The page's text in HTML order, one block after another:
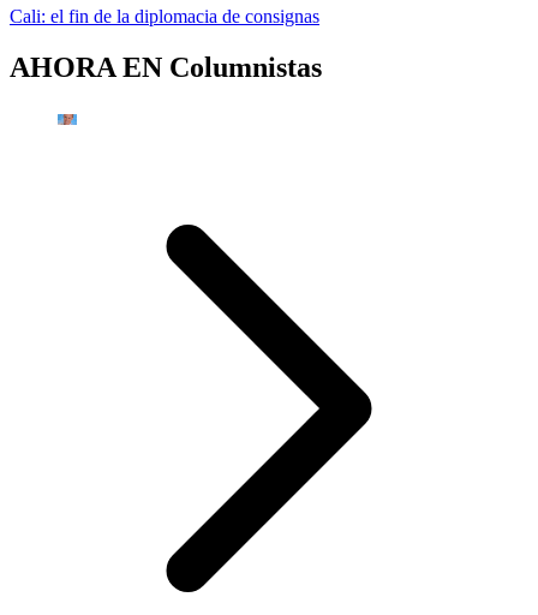
Cali: el fin de la diplomacia de consignas
AHORA EN Columnistas